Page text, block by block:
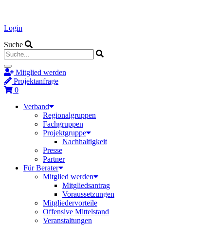
Login
Suche
Mitglied werden
Projektanfrage
0
Verband
Regionalgruppen
Fachgruppen
Projektgruppe
Nachhaltigkeit
Presse
Partner
Für Berater
Mitglied werden
Mitgliedsantrag
Voraussetzungen
Mitgliedervorteile
Offensive Mittelstand
Veranstaltungen